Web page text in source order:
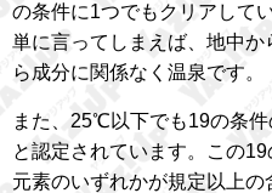
の条件に1つでもクリアして
単に言ってしまえば、地中
ら成分に関係なく温泉です。
また、25℃以下でも19の条
と認定されています。この
元素のいずれかが規定以上